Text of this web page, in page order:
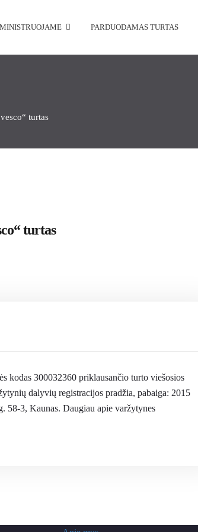
PARDUODAMAS TURTAS
turtas
turtas
kodas 300032360 priklausančio turto viešosios
dalyvių registracijos pradžia, pabaiga: 2015
58-3, Kaunas. Daugiau apie varžytynes